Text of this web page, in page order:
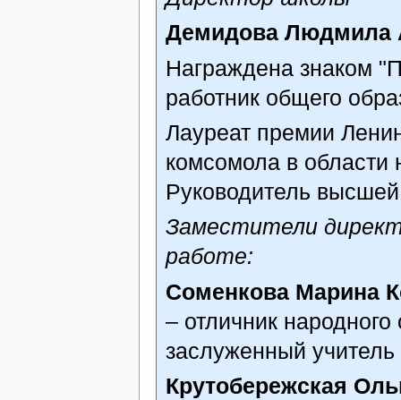
Демидова Людмила
Награждена знаком
работник общего
Лауреат премии
комсомола в области
Руководитель высшей
Заместители
работе:
Соменкова Марина
– отличник
заслуженный
Крутобережская